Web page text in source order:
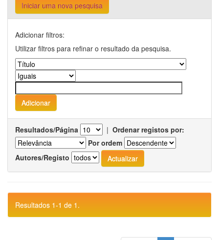
Iniciar uma nova pesquisa
Adicionar filtros:
Utilizar filtros para refinar o resultado da pesquisa.
Resultados/Página | Ordenar registos por:
Por ordem
Autores/Registo
Resultados 1-1 de 1.